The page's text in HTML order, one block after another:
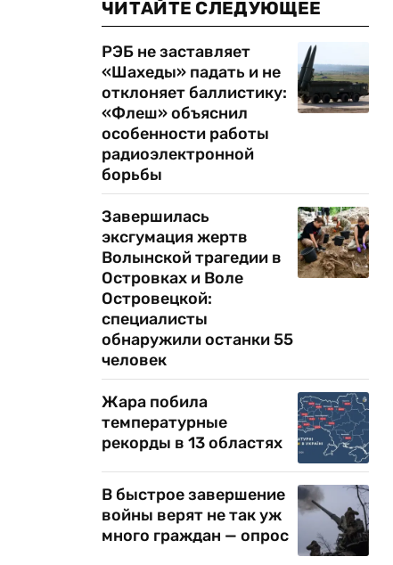
ЧИТАЙТЕ СЛЕДУЮЩЕЕ
РЭБ не заставляет
«Шахеды» падать и не
отклоняет баллистику:
«Флеш» объяснил
особенности работы
радиоэлектронной
борьбы
Завершилась
эксгумация жертв
Волынской трагедии в
Островках и Воле
Островецкой:
специалисты
обнаружили останки 55
человек
Жара побила
температурные
рекорды в 13 областях
В быстрое завершение
войны верят не так уж
много граждан — опрос